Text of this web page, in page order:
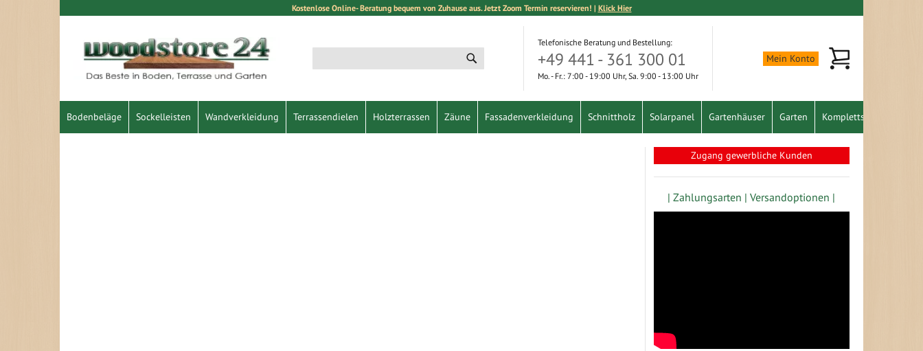
Kostenlose Online- Beratung bequem von Zuhause aus. Jetzt Zoom Termin reservieren! | Klick Hier
Inhalt
Suche
Telefonische Beratung und Bestellung:
+49 441 - 361 300 01
Mo. - Fr.: 7:00 - 19:00 Uhr, Sa. 9:00 - 13:00 Uhr
Mein Konto Mein Warenkorb
Bodenbeläge Sockelleisten Wandverkleidung Terrassendielen Holzterrassen Zäune Fassadenverkleidung Schnittholz Solarpanel Gartenhäuser Garten Komplettset
Zugang gewerbliche Kunden
| Zahlungsarten | Versandoptionen |